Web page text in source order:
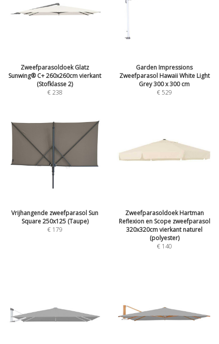
Zweefparasoldoek Glatz
Sunwing® C+ 260x260cm vierkant
(Stofklasse 2)
€238
Garden Impressions
Zweefparasol Hawaii White Light
Grey 300 x 300 cm
€529
Vrijhangende zweefparasol Sun
Square 250x125 (Taupe)
€ 179
Zweefparasoldoek Hartman
Reflexion en Scope zweefparasol
320x320cm vierkant naturel
(polyester)
€ 140